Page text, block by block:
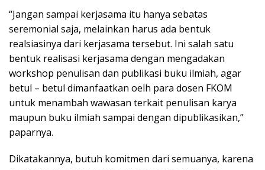
“Jangan sampai kerjasama itu hanya sebatas
seremonial saja, melainkan harus ada bentuk
realsiasinya dari kerjasama tersebut. Ini salah satu
bentuk realisasi kerjasama dengan mengadakan
workshop penulisan dan publikasi buku ilmiah, agar
betul – betul dimanfaatkan oelh para dosen FKOM
untuk menambah wawasan terkait penulisan karya
maupun buku ilmiah sampai dengan dipublikasikan,”
paparnya.
Dikatakannya, butuh komitmen dari semuanya, karena